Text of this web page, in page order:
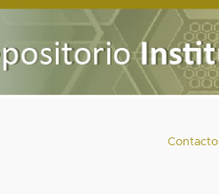
Contacto